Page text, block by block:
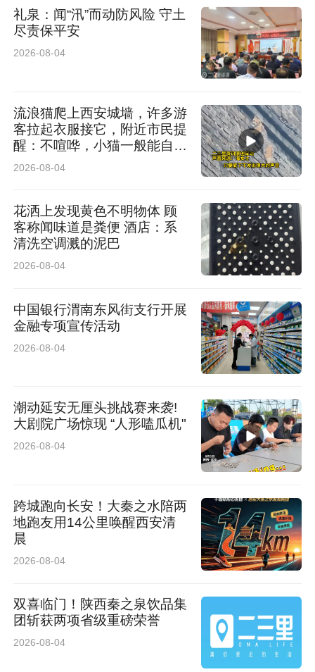
礼泉：闻“汛”而动防风险 守土
尽责保平安
2026-08-04
流浪猫爬上西安城墙，许多游
客拉起衣服接它，附近市民提
醒：不喧哗，小猫一般能自行
脱困
2026-08-04
花洒上发现黄色不明物体 顾
客称闻味道是粪便 酒店：系
清洗空调溅的泥巴
2026-08-04
中国银行渭南东风街支行开展
金融专项宣传活动
2026-08-04
潮动延安无厘头挑战赛来袭!
大剧院广场惊现 “人形嗑瓜机"
2026-08-04
跨城跑向长安！大秦之水陪两
地跑友用14公里唤醒西安清
晨
2026-08-04
双喜临门！陕西秦之泉饮品集
团斩获两项省级重磅荣誉
2026-08-04